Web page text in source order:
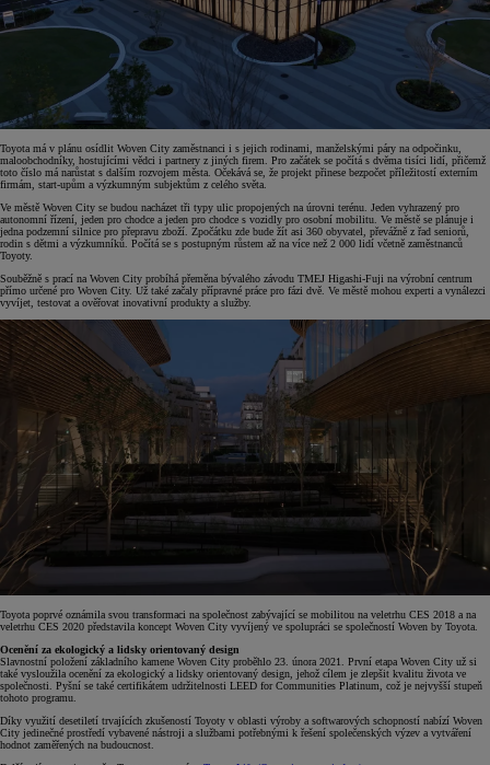
Toyota má v plánu osídlit Woven City zaměstnanci i s jejich rodinami, manželskými páry na odpočinku,
maloobchodníky, hostujícími vědci i partnery z jiných firem. Pro začátek se počítá s dvěma tisíci lidí, přičemž
toto číslo má narůstat s dalším rozvojem města. Očekává se, že projekt přinese bezpočet příležitostí externím
firmám, start-upům a výzkumným subjektům z celého světa.
Ve městě Woven City se budou nacházet tři typy ulic propojených na úrovni terénu. Jeden vyhrazený pro
autonomní řízení, jeden pro chodce a jeden pro chodce s vozidly pro osobní mobilitu. Ve městě se plánuje i
jedna podzemní silnice pro přepravu zboží. Zpočátku zde bude žít asi 360 obyvatel, převážně z řad seniorů,
rodin s dětmi a výzkumníků. Počítá se s postupným růstem až na více než 2 000 lidí včetně zaměstnanců
Toyoty.
Souběžně s prací na Woven City probíhá přeměna bývalého závodu TMEJ Higashi-Fuji na výrobní centrum
přímo určené pro Woven City. Už také začaly přípravné práce pro fázi dvě. Ve městě mohou experti a vynálezci
vyvíjet, testovat a ověřovat inovativní produkty a služby.
Toyota poprvé oznámila svou transformaci na společnost zabývající se mobilitou na veletrhu CES 2018 a na
veletrhu CES 2020 představila koncept Woven City vyvíjený ve spolupráci se společností Woven by Toyota.
Ocenění za ekologický a lidsky orientovaný design
Slavnostní položení základního kamene Woven City proběhlo 23. února 2021. První etapa Woven City už si
také vysloužila ocenění za ekologický a lidsky orientovaný design, jehož cílem je zlepšit kvalitu života ve
společnosti. Pyšní se také certifikátem udržitelnosti LEED for Communities Platinum, což je nejvyšší stupeň
tohoto programu.
Díky využití desetiletí trvajících zkušeností Toyoty v oblasti výroby a softwarových schopností nabízí Woven
City jedinečné prostředí vybavené nástroji a službami potřebnými k řešení společenských výzev a vytváření
hodnot zaměřených na budoucnost.